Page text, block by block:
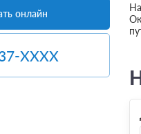
онлайн
XXXX